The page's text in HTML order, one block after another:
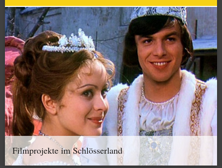
Filmprojekte im Schlösserland